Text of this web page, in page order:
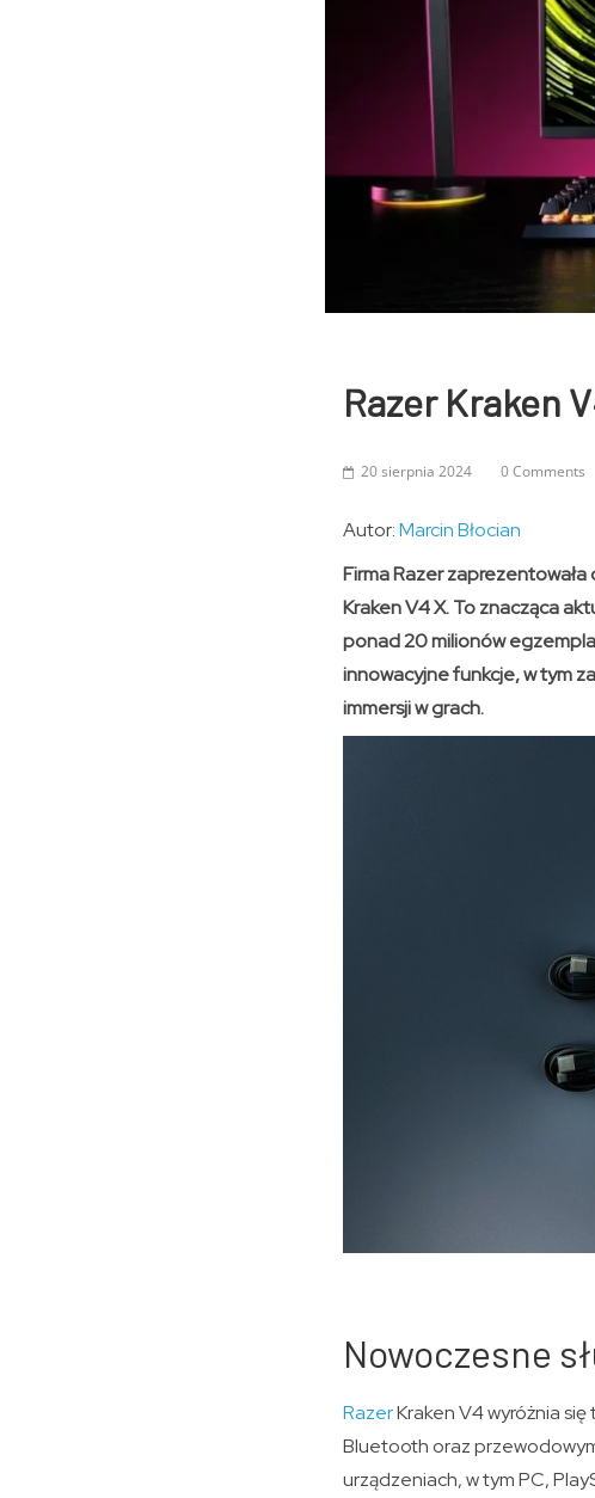
Razer Kraken
20 sierpnia 2024 0 Comments
Autor:Marcin Błocian
Firma Razer
Kraken V4 X. To znacząca
ponad 20 milionów
innowacyjne funkcje, w tym
immersji w grach.
Nowoczesne
RazerKraken V4 wyróżnia
Bluetooth oraz
urządzeniach, w tym PC,